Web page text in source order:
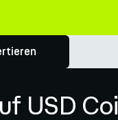
USD